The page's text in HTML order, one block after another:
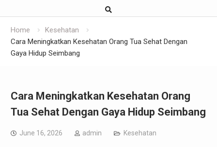
Home
Kesehatan
Cara Meningkatkan Kesehatan Orang Tua Sehat Dengan
Gaya Hidup Seimbang
Cara Meningkatkan Kesehatan Orang
Tua Sehat Dengan Gaya Hidup Seimbang
June 16, 2026 admin Kesehatan